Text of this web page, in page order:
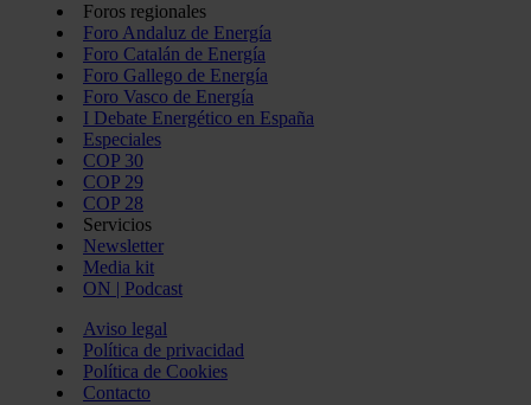
Foros regionales
Foro Andaluz de Energía
Foro Catalán de Energía
Foro Gallego de Energía
Foro Vasco de Energía
I Debate Energético en España
Especiales
COP 30
COP 29
COP 28
Servicios
Newsletter
Media kit
ON | Podcast
Aviso legal
Política de privacidad
Política de Cookies
Contacto